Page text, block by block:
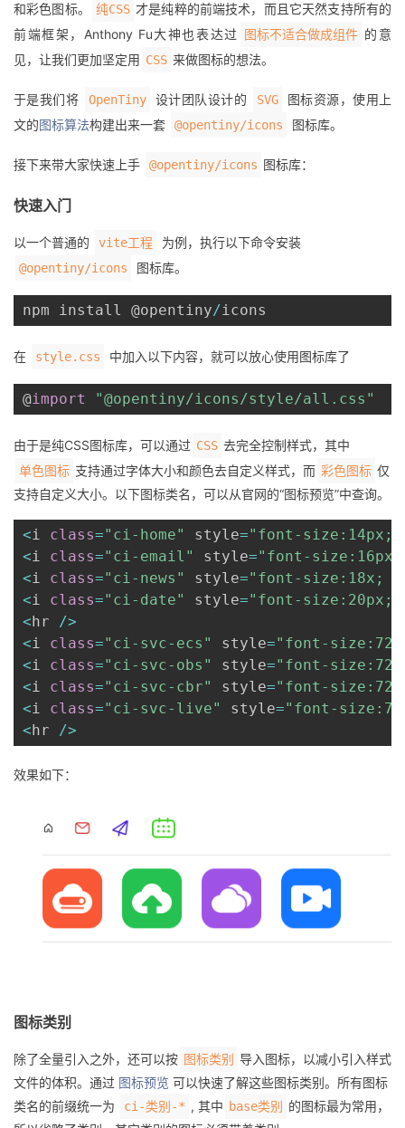
藏
和彩色图标。
纯CSS 才是纯粹的前端技术，而且它天然支持所有的
前端框架，Anthony Fu大神也表达过
图标不适合做成组件 的意
见，让我们更加坚定用 CSS 来做图标的想法。
于是我们将 OpenTiny 设计团队设计的 SVG
图标资源，使用上
文的图标算法构建出来一套 @opentiny/icons 图标库。
接下来带大家快速上手 @opentiny/icons 图标库：
快速入门
以一个普通的 vite工程 为例，执行以下命令安装
@opentiny/icons 图标库。
npm install @opentiny/icons
在 style.css 中加入以下内容，就可以放心使用图标库了
@import "@opentiny/icons/style/all.css"
由于是纯CSS图标库，可以通过 CSS 去完全控制样式，其中
单色图标 支持通过字体大小和颜色去自定义样式，而 彩色图标 仅
支持自定义大小。以下图标类名，可以从官网的“图标预览”中查询。
<i class="ci-home" style="font-size:14px;
<i class="ci-email" style="font-
<i class="ci-news" style="font-size:18x;
<i class="ci-date" style="font-size:20px;
<hr />
<i class="ci-svc-ecs" style="font-
<i class="ci-svc-obs" style="font-
<i class="ci-svc-cbr" style="font-
<i class="ci-svc-live" style="font-
<hr />
效果如下：
图标类别
除了全量引入之外，还可以按 图标类别
导入图标，以减小引入样式
文件的体积。通过 图标预览 可以快速了解这些图标类别。所有图标
类名的前缀统一为
ci-类别-* , 其中 base类别
的图标最为常用，